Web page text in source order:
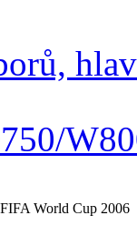
FIFA World Cup